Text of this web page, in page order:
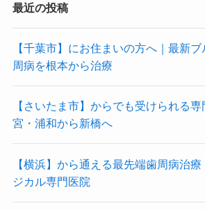
最近の投稿
【千葉市】にお住まいの方へ｜最新
周病を根本から治療
【さいたま市】からでも受けられる
宮・浦和から新橋へ
【横浜】から通える最先端歯周病治
ジカル専門医院